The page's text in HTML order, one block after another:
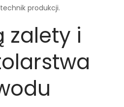
produkcji.
zalety i